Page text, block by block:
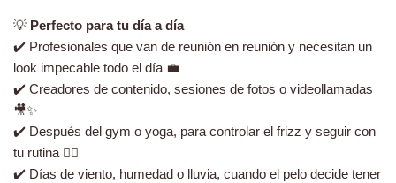
💡 Perfecto para tu día a día
✔️ Profesionales que van de reunión en reunión y necesitan un
look impecable todo el día 💼
✔️ Creadores de contenido, sesiones de fotos o videollamadas
🎥✨
✔️ Después del gym o yoga, para controlar el frizz y seguir con
tu rutina 🧘‍♀️
✔️ Días de viento, humedad o lluvia, cuando el pelo decide tener